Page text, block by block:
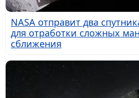
NASA отправит два
для отработки сложных
сближения